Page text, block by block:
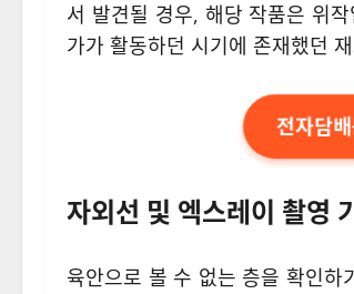
서 발견될 경우, 해당 작품은 위
가가 활동하던 시기에 존재했던
전자담
자외선 및 엑스레이 촬영
육안으로 볼 수 없는 층을 확인하